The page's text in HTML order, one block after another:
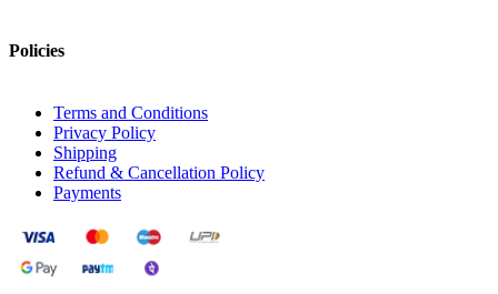
Policies
Terms and Conditions
Privacy Policy
Shipping
Refund & Cancellation Policy
Payments